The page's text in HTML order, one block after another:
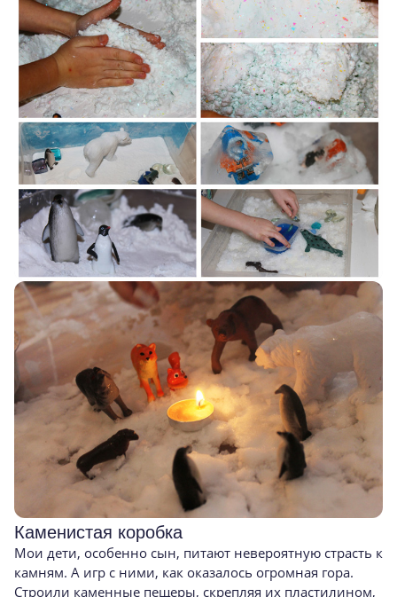
Каменистая коробка
Мои дети, особенно сын, питают невероятную страсть к
камням. А игр с ними, как оказалось огромная гора.
Строили каменные пещеры, скрепляя их пластилином,